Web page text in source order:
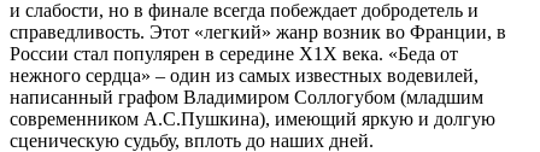
и слабости, но в финале всегда побеждает добродетель и
справедливость. Этот «легкий» жанр возник во Франции, в
России стал популярен в середине Х1Х века. «Беда от
нежного сердца» – один из самых известных водевилей,
написанный графом Владимиром Соллогубом (младшим
современником А.С.Пушкина), имеющий яркую и долгую
сценическую судьбу, вплоть до наших дней.